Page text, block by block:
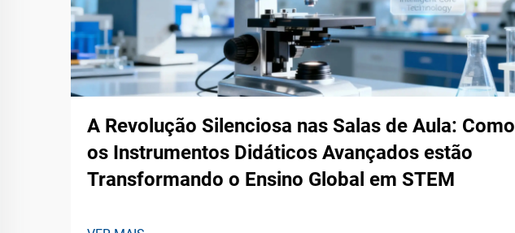
A Revolução Silenciosa nas Salas de Aula: Como
os Instrumentos Didáticos Avançados estão
Transformando o Ensino Global em STEM